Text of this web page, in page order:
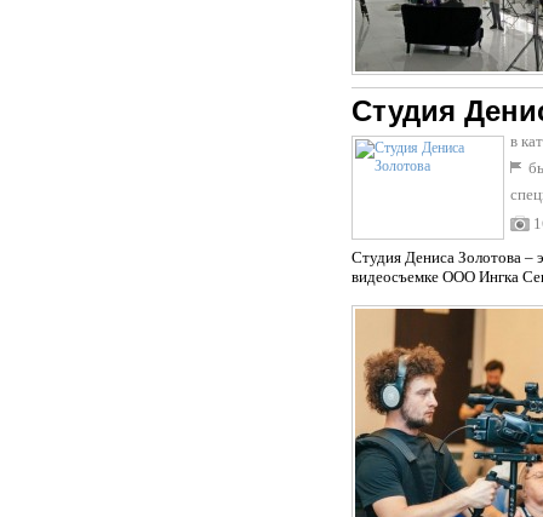
Студия
в
Студия Дениса Золотова –
видеосъемке ООО Ингка